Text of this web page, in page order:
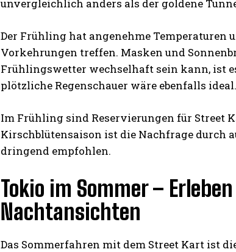
unvergleichlich anders als der goldene
Der Frühling hat angenehme
Vorkehrungen treffen. Masken und
Frühlingswetter wechselhaft sein kann, ist
plötzliche Regenschauer wäre ebenfalls ideal.
Im Frühling sind Reservierungen für Street
Kirschblütensaison ist die Nachfrage durch
dringend empfohlen.
Tokio im Sommer –
Nachtansichten
Das Sommerfahren mit dem Street Kart ist